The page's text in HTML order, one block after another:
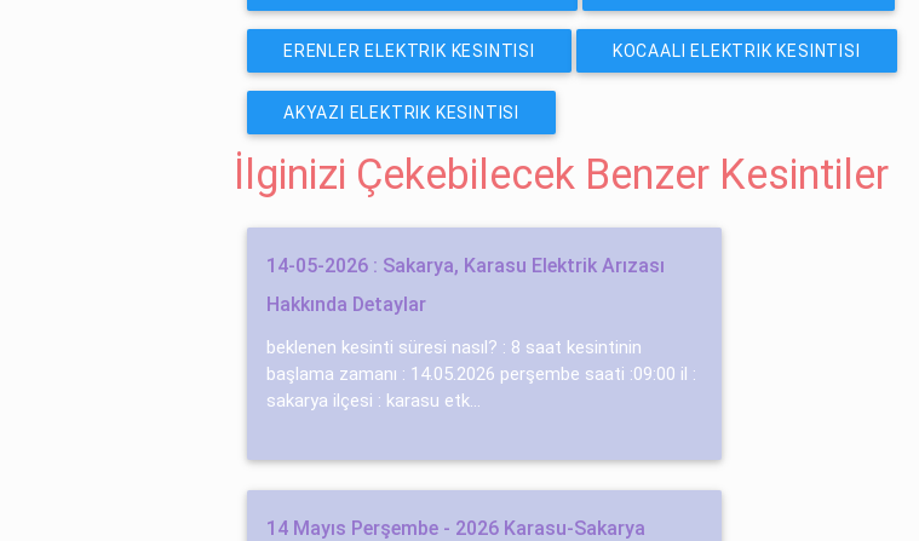
ERENLER ELEKTRIK KESINTISI KOCAALI ELEKTRIK KESINTISI
AKYAZI ELEKTRIK KESINTISI
İlginizi Çekebilecek Benzer Kesintiler
14-05-2026 : Sakarya, Karasu Elektrik Arızası
Hakkında Detaylar
beklenen kesinti süresi nasıl? : 8 saat kesintinin
başlama zamanı : 14.05.2026 perşembe saati :09:00 il :
sakarya ilçesi : karasu etk...
14 Mayıs Perşembe - 2026 Karasu-Sakarya